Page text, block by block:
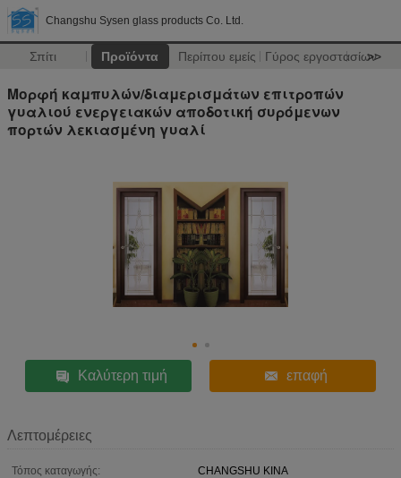
Changshu Sysen glass products Co. Ltd.
Σπίτι Προϊόντα Περίπου εμείς Γύρος εργοστασίων
>>
Μορφή καμπυλών/διαμερισμάτων επιτροπών
γυαλιού ενεργειακών αποδοτική συρόμενων
πορτών λεκιασμένη γυαλί
Καλύτερη τιμή επαφή
Λεπτομέρειες
Τόπος καταγωγής:
CHANGSHU ΚΙΝΑ